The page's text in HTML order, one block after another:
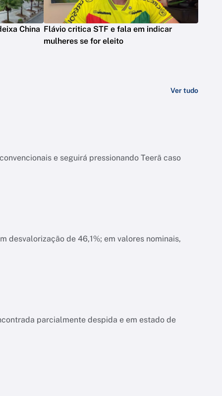
China Flávio critica STF e fala em indicar
mulheres se for eleito
Ver tudo
e seguirá pressionando Teerã caso
desvalorização de 46,1%; em valores nominais,
parcialmente despida e em estado de